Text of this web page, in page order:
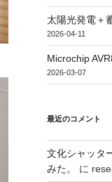
太陽光発電＋
2026-04-11
Microchip
2026-03-07
最近のコメント
文化シャッタ
みた。
に